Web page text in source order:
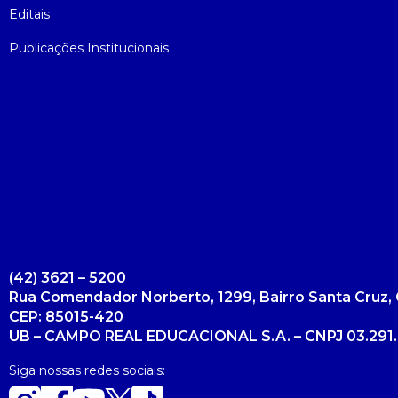
Editais
Publicações Institucionais
(42) 3621 – 5200
Rua Comendador Norberto, 1299, Bairro Santa Cruz,
CEP: 85015-420
UB – CAMPO REAL EDUCACIONAL S.A. – CNPJ
Siga nossas redes sociais:
Psicologia
Segunda Chamada
Publicações Científicas